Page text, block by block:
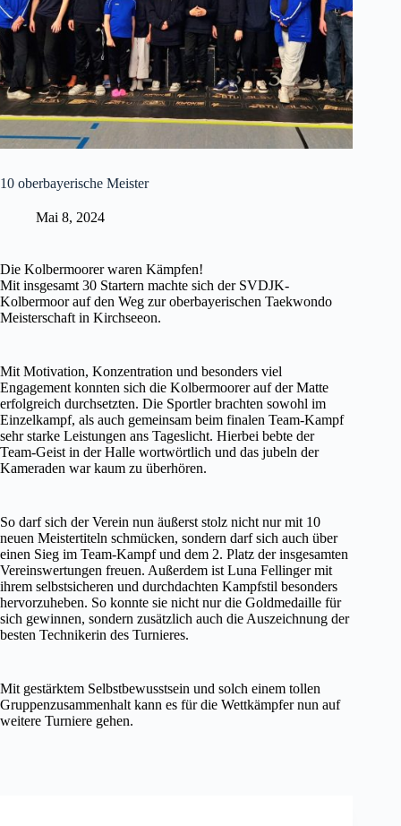
10 oberbayerische Meister
Mai 8, 2024
Die Kolbermoorer waren Kämpfen!
Mit insgesamt 30 Startern machte sich der SVDJK-
Kolbermoor auf den Weg zur oberbayerischen Taekwondo
Meisterschaft in Kirchseeon.
Mit Motivation, Konzentration und besonders viel
Engagement konnten sich die Kolbermoorer auf der Matte
erfolgreich durchsetzten. Die Sportler brachten sowohl im
Einzelkampf, als auch gemeinsam beim finalen Team-Kampf
sehr starke Leistungen ans Tageslicht. Hierbei bebte der
Team-Geist in der Halle wortwörtlich und das jubeln der
Kameraden war kaum zu überhören.
So darf sich der Verein nun äußerst stolz nicht nur mit 10
neuen Meistertiteln schmücken, sondern darf sich auch über
einen Sieg im Team-Kampf und dem 2. Platz der insgesamten
Vereinswertungen freuen. Außerdem ist Luna Fellinger mit
ihrem selbstsicheren und durchdachten Kampfstil besonders
hervorzuheben. So konnte sie nicht nur die Goldmedaille für
sich gewinnen, sondern zusätzlich auch die Auszeichnung der
besten Technikerin des Turnieres.
Mit gestärktem Selbstbewusstsein und solch einem tollen
Gruppenzusammenhalt kann es für die Wettkämpfer nun auf
weitere Turniere gehen.